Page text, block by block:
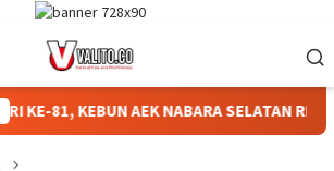
KEBUN AEK NABARA SELATAN RESMI